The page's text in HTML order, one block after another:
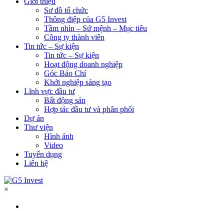
Sơ đồ tổ chức
Thông điệp của G5 Invest
Tầm nhìn – Sứ mệnh – Mục tiêu
Công ty thành viên
Tin tức – Sự kiện
Tin tức – Sự kiện
Hoạt động doanh nghiệp
Góc Báo Chí
Khởi nghiệp sáng tạo
Lĩnh vực đầu tư
Bất động sản
Hợp tác đầu tư và phân phối
Dự án
Thư viện
Hình ảnh
Video
Tuyển dụng
Liên hệ
×